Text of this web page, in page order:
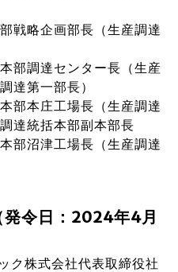
戦略企画部長（生産調達
部調達センター長（生産
達第一部長）
部本庄工場長（生産調達
達統括本部副本部長
部沼津工場長（生産調達
発令日：2024年4月
ク株式会社代表取締役社